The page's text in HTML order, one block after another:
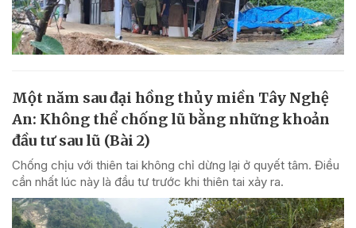
Một năm sau đại hồng thủy miền Tây Nghệ
An: Không thể chống lũ bằng những khoản
đầu tư sau lũ (Bài 2)
Chống chịu với thiên tai không chỉ dừng lại ở quyết tâm. Điều
cần nhất lúc này là đầu tư trước khi thiên tai xảy ra.